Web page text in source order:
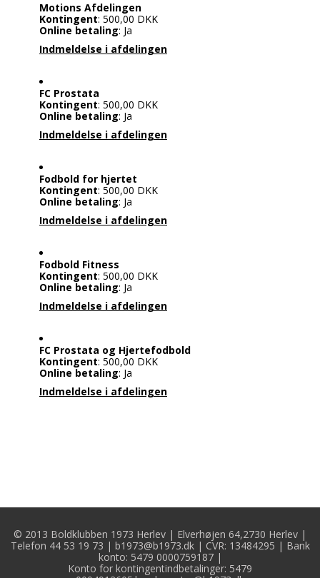
Motions Afdelingen
Kontingent: 500,00 DKK
Online betaling: Ja
Indmeldelse i afdelingen
FC Prostata
Kontingent: 500,00 DKK
Online betaling: Ja
Indmeldelse i afdelingen
Fodbold for hjertet
Kontingent: 500,00 DKK
Online betaling: Ja
Indmeldelse i afdelingen
Fodbold Fitness
Kontingent: 500,00 DKK
Online betaling: Ja
Indmeldelse i afdelingen
FC Prostata og Hjertefodbold
Kontingent: 500,00 DKK
Online betaling: Ja
Indmeldelse i afdelingen
© 2013 Boldklubben 1973 Herlev | Elverhøjen 64,2730 Herlev |
Telefon 44 53 19 73 | b1973@b1973.dk| CVR: 13484295 | Bank
konto: 5479 0000759187 |
Konto for kontingentindbetalinger: 5479